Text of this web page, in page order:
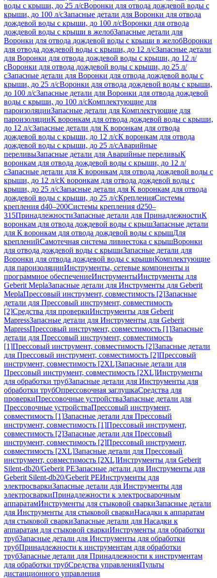
воды с крыши, до 25 л/сВоронки для отвода дождевой воды с
крыши, до 100 л/сЗапасные детали для Воронки для отвода
дождевой воды с крыши, до 100 л/сВоронки для отвода
дождевой воды с крыши в желобЗапасные детали для
Воронки для отвода дождевой воды с крыши в желобВоронки
для отвода дождевой воды с крыши, до 12 л/сЗапасные детали
для Воронки для отвода дождевой воды с крыши, до 12 л/
сВоронки для отвода дождевой воды с крыши, до 25 л/
сЗапасные детали для Воронки для отвода дождевой воды с
крыши, до 25 л/сВоронки для отвода дождевой воды с крыши,
до 100 л/сЗапасные детали для Воронки для отвода дождевой
воды с крыши, до 100 л/сКомплектующие для
пароизоляцииЗапасные детали для Комплектующие для
пароизоляцииК воронкам для отвода дождевой воды с крыши,
до 12 л/сЗапасные детали для К воронкам для отвода
дождевой воды с крыши, до 12 л/сК воронкам для отвода
дождевой воды с крыши, до 25 л/сАварийные
переливыЗапасные детали для Аварийные переливыК
воронкам для отвода дождевой воды с крыши, до 12 л/
сЗапасные детали для К воронкам для отвода дождевой воды с
крыши, до 12 л/сК воронкам для отвода дождевой воды с
крыши, до 25 л/сЗапасные детали для К воронкам для отвода
дождевой воды с крыши, до 25 л/сКрепленияСистемы
крепления d40–200Системы крепления d250–
315ПринадлежностиЗапасные детали для ПринадлежностиК
воронкам для отвода дождевой воды с крышЗапасные детали
для К воронкам для отвода дождевой воды с крышДля
крепленийСамотечная система ливнестока с крышВоронки
для отвода дождевой воды с крышиЗапасные детали для
Воронки для отвода дождевой воды с крышиКомплектующие
для пароизоляцииИнструменты, сетевые компоненты и
программное обеспечениеИнструментыИнструменты для
Geberit MeplaЗапасные детали для Инструменты для Geberit
MeplaПрессовый инструмент, совместимость [2]Запасные
детали для Прессовый инструмент, совместимость
[2]Средства для проверкиИнструменты для Geberit
MapressЗапасные детали для Инструменты для Geberit
MapressПрессовый инструмент, совместимость [1]Запасные
детали для Прессовый инструмент, совместимость
[1]Прессовый инструмент, совместимость [2]Запасные детали
для Прессовый инструмент, совместимость [2]Прессовый
инструмент, совместимость [2XL]Запасные детали для
Прессовый инструмент, совместимость [2XL]Инструменты
для обработки трубЗапасные детали для Инструменты для
обработки трубОпрессовочная заглушкаСредства для
проверкиПрессовочные устройстваЗапасные детали для
Прессовочные устройстваПрессовый инструмент,
совместимость [1]Запасные детали для Прессовый
инструмент, совместимость [1]Прессовый инструмент,
совместимость [2]Запасные детали для Прессовый
инструмент, совместимость [2]Прессовый инструмент,
совместимость [2XL]Запасные детали для Прессовый
инструмент, совместимость [2XL]Инструменты для Geberit
Silent-db20/Geberit PEЗапасные детали для Инструменты для
Geberit Silent-db20/Geberit PEИнструменты для
электросваркиЗапасные детали для Инструменты для
электросваркиПринадлежности к электросварочным
аппаратамИнструменты для стыковой сваркиЗапасные детали
для Инструменты для стыковой сваркиНасадки к аппаратам
для стыковой сваркиЗапасные детали для Насадки к
аппаратам для стыковой сваркиИнструменты для обработки
трубЗапасные детали для Инструменты для обработки
трубПринадлежности к инструментам для обработки
трубЗапасные детали для Принадлежности к инструментам
для обработки трубСредства управленияПульты
дистанционного управления